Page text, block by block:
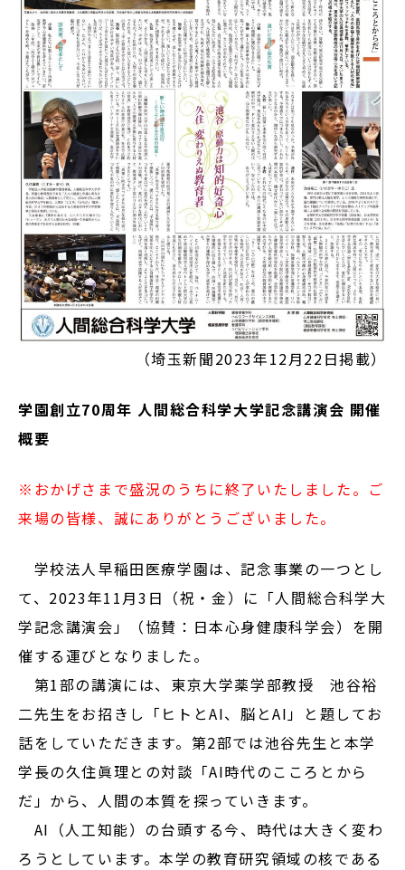
（埼玉新聞2023年12月22日掲載）
学園創立70周年 人間総合科学大学記念講演会 開催
概要
※おかげさまで盛況のうちに終了いたしました。ご
来場の皆様、誠にありがとうございました。
学校法人早稲田医療学園は、記念事業の一つとし
て、2023年11月3日（祝・金）に「人間総合科学大
学記念講演会」（協賛：日本心身健康科学会）を開
催する運びとなりました。
第1部の講演には、東京大学薬学部教授 池谷裕
二先生をお招きし「ヒトとAI、脳とAI」と題してお
話をしていただきます。第2部では池谷先生と本学
学長の久住眞理との対談「AI時代のこころとから
だ」から、人間の本質を探っていきます。
AI（人工知能）の台頭する今、時代は大きく変わ
ろうとしています。本学の教育研究領域の核である